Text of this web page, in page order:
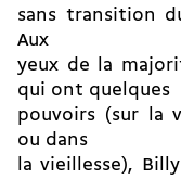
sans transition
Aux
yeux de la
qui ont quelques
pouvoirs (sur la
ou dans
la vieillesse),